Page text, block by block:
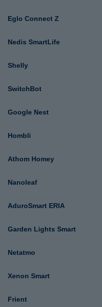
Eglo Connect Z
Nedis SmartLife
Shelly
SwitchBot
Google Nest
Hombli
Athom Homey
Nanoleaf
AduroSmart ERIA
Garden Lights Smart
Netatmo
Xenon Smart
Frient